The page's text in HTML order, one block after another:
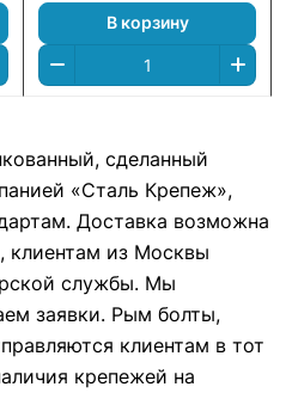
В корзину
сделанный
«Сталь Крепеж»,
Доставка возможна
клиентам из Москвы
службы. Мы
заявки. Рым болты,
клиентам в тот
крепежей на